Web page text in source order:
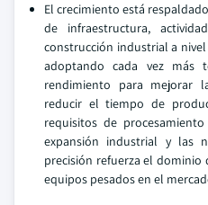
El crecimiento está
de infraestructura,
construcción industrial a
adoptando cada vez más
rendimiento para mejorar
reducir el tiempo de
requisitos de
expansión industrial y las
precisión refuerza el dominio
equipos pesados en el